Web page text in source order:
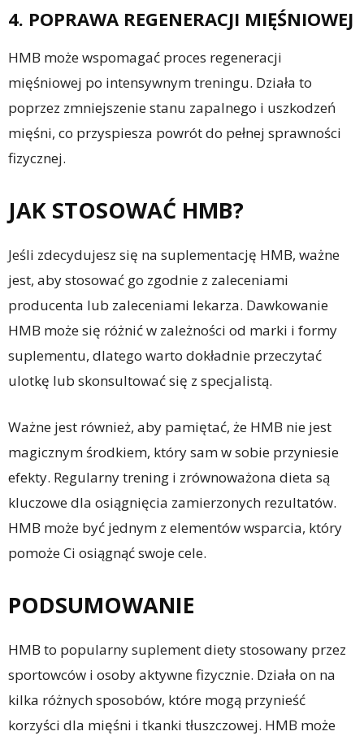
4. POPRAWA REGENERACJI MIĘŚNIOWEJ
HMB może wspomagać proces regeneracji
mięśniowej po intensywnym treningu. Działa to
poprzez zmniejszenie stanu zapalnego i uszkodzeń
mięśni, co przyspiesza powrót do pełnej sprawności
fizycznej.
JAK STOSOWAĆ HMB?
Jeśli zdecydujesz się na suplementację HMB, ważne
jest, aby stosować go zgodnie z zaleceniami
producenta lub zaleceniami lekarza. Dawkowanie
HMB może się różnić w zależności od marki i formy
suplementu, dlatego warto dokładnie przeczytać
ulotkę lub skonsultować się z specjalistą.
Ważne jest również, aby pamiętać, że HMB nie jest
magicznym środkiem, który sam w sobie przyniesie
efekty. Regularny trening i zrównoważona dieta są
kluczowe dla osiągnięcia zamierzonych rezultatów.
HMB może być jednym z elementów wsparcia, który
pomoże Ci osiągnąć swoje cele.
PODSUMOWANIE
HMB to popularny suplement diety stosowany przez
sportowców i osoby aktywne fizycznie. Działa on na
kilka różnych sposobów, które mogą przynieść
korzyści dla mięśni i tkanki tłuszczowej. HMB może